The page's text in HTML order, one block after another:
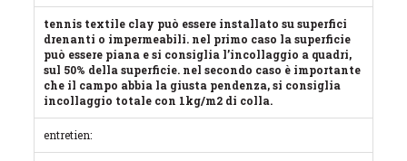
tennis textile clay può essere installato su superfici
drenanti o impermeabili. nel primo caso la superficie
può essere piana e si consiglia l’incollaggio a quadri,
sul 50% della superficie. nel secondo caso è importante
che il campo abbia la giusta pendenza, si consiglia
incollaggio totale con 1kg/m2 di colla.
entretien: